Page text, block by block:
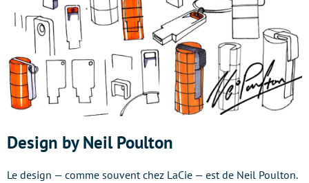
Design by Neil Poulton
Le design — comme souvent chez LaCie — est de Neil Poulton.